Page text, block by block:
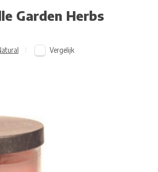
Garden Herbs
Vergelijk